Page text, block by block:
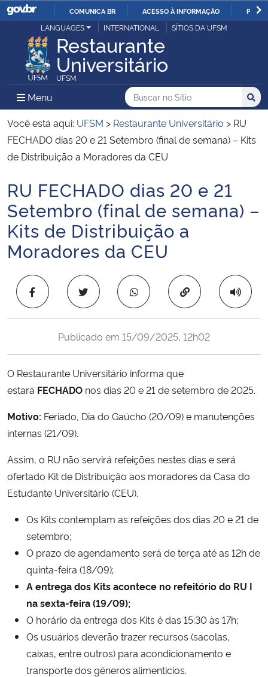
IR
PARA
O
COMUNICA BR ACESSO À INFORMAÇÃO
Ministério da Justiça e Segurança Pública
Ministério da Defesa
Ministério das Relações Exteriores
Ministério da Economia
Ministério da Infraestrutura
Ministério da Agricultura, Pecuária e Abastecimento
Ministério da Educação
Ministério da Cidadania
Ministério da Saúde
Ministério de Minas e Energia
Ministério da Ciência, Tecnologia, Inovações e Comunicações
Ministério do Turismo
Ministério do Desenvolvimento Regional
Controladoria-Geral da União
Ministério da Mulher, da Família e dos Direitos Humanos
Secretaria de Governo
Gabinete de Segurança Institucional
Advocacia-Geral da União
LANGUAGES INTERNATIONAL SÍTIOS DA UFSM
Restaurante
Universitário
UFSM
Menu Menu Principal do Sítio
Busca
Buscar no no Sítio
Busca:
Você está aqui: UFSM > Restaurante Universitário > RU
FECHADO dias 20 e 21 Setembro (final de semana) – Kits
de Distribuição a Moradores da CEU
Início do conteúdo
RU FECHADO dias 20 e 21
Setembro (final de semana) –
Kits de Distribuição a
Moradores da CEU
Copiar para área
Publicado em 15/09/2025, 12h02
O Restaurante Universitário informa que
estará FECHADO nos dias 20 e 21 de setembro de 2025.
Motivo: Feriado, Dia do Gaúcho (20/09) e manutenções
internas (21/09).
Assim, o RU não servirá refeições nestes dias e será
ofertado Kit de Distribuição aos moradores da Casa do
Estudante Universitário (CEU).
Os Kits contemplam as refeições dos dias 20 e 21 de
setembro;
O prazo de agendamento será de terça até as 12h de
quinta-feira (18/09);
A entrega dos Kits acontece no refeitório do RU I
na sexta-feira (19/09);
O horário da entrega dos Kits é das 15:30 às 17h;
Os usuários deverão trazer recursos (sacolas,
caixas, entre outros) para acondicionamento e
transporte dos gêneros alimentícios.